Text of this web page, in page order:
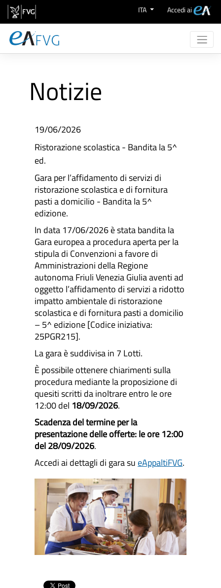
Salta al contenuto ITA Accedi ai
eProcurement
Aree Merceologiche
Notizie
19/06/2026
Ristorazione scolastica - Bandita la 5^
ed.
Gara per l’affidamento di servizi di
ristorazione scolastica e di fornitura
pasti a domicilio - Bandita la 5^
edizione.
In data 17/06/2026 è stata bandita la
Gara europea a procedura aperta per la
stipula di Convenzioni a favore di
Amministrazioni della Regione
autonoma Friuli Venezia Giulia aventi ad
oggetto l’affidamento di servizi a ridotto
impatto ambientale di ristorazione
scolastica e di fornitura pasti a domicilio
– 5^ edizione [Codice iniziativa:
25PGR215].
La gara è suddivisa in 7 Lotti.
È possibile ottenere chiarimenti sulla
procedura mediante la proposizione di
quesiti scritti da inoltrare entro le ore
12:00 del 18/09/2026.
Scadenza del termine per la
presentazione delle offerte: le ore 12:00
del 28/09/2026.
Accedi ai dettagli di gara su eAppaltiFVG.